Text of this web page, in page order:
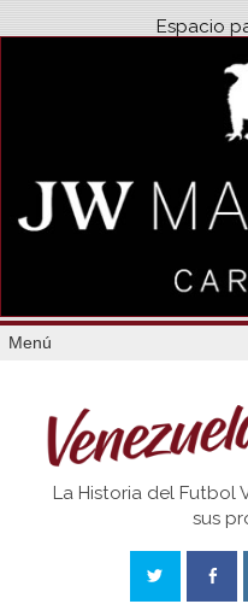
Espacio
Menú
La Historia del Futbol
sus